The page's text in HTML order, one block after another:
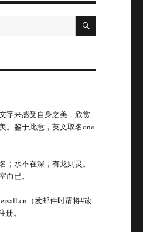
搜
来感受自身之美，欣赏
。鉴于此意，英文取名one
水不在深，有龙则灵。
而已。
（发邮件时请将#改
。